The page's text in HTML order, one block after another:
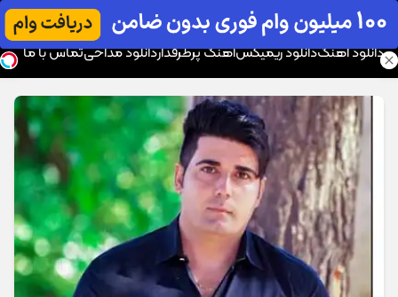
موزیک تار
دانلود آهنگدانلود ریمیکسآهنگ پرطرفداردانلود مداحیتماس با ما